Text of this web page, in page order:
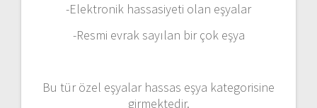
-Elektronik hassasiyeti olan eşyalar
-Resmi evrak sayılan bir çok eşya
Bu tür özel eşyalar hassas eşya kategorisine
girmektedir.